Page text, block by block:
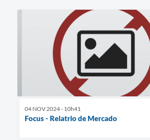
04 NOV 2024 - 10h41
Focus - Relatrio de Mercado